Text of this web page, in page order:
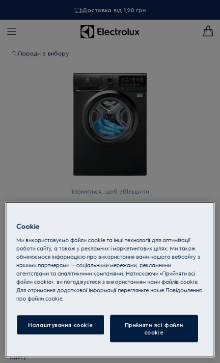
Доставка від 1,20 грн
Поради з вибору
Торкніться, щоб збільшити
EWS6327DXE
PerfectCare 600 Компактна
пральна машина з фронтальним
завантаженням
5 (4)
Заощаджуйте місце з пральною машиною серії 600 PerfectCare з
SensiCare.
Технологія SensiCare автоматично регулює час, витрати води та
одягу
Cookie
Ми використовуємо файли cookie та інші технології для оптимізації
роботи сайту, а також у рекламних і маркетингових цілях. Ми також
обмінюємося інформацією про використання вами нашого вебсайту з
нашими партнерами — соціальними мережами, рекламними
агентствами та аналітичними компаніями. Натискаючи «Прийняти всі
файли cookie», ви погоджуєтеся з використанням нами файлів cookie.
Для отримання додаткової інформації перегляньте наше Пoвідомлення
прo файли cookie.
Налаштування cookie
Прийняти всі файли
сookie